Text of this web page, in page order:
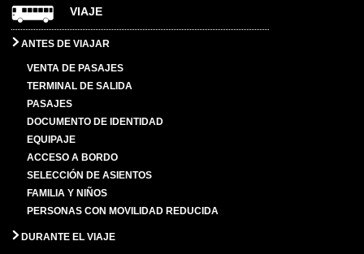
VIAJE
ANTES DE VIAJAR
VENTA DE PASAJES
TERMINAL DE SALIDA
PASAJES
DOCUMENTO DE IDENTIDAD
EQUIPAJE
ACCESO A BORDO
SELECCIÓN DE ASIENTOS
FAMILIA Y NIÑOS
PERSONAS CON MOVILIDAD REDUCIDA
DURANTE EL VIAJE